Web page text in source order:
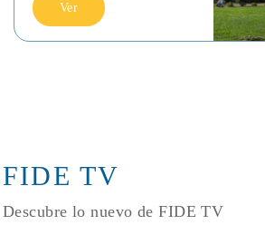
Ver
FIDE TV
Descubre lo nuevo de FIDE TV